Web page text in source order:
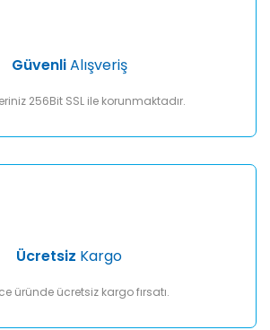
daha pahalı.
GüvenliAlışveriş
256Bit SSL ile korunmaktadır.
Ücretsiz Kargo
üründe ücretsiz kargo fırsatı.